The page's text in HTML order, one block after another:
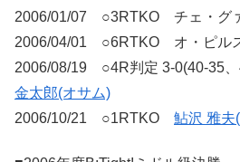
2006/01/07 ○3RTKO チェ・グ
2006/04/01 ○6RTKO オ・ピル
2006/08/19 ○4R判定 3-0(40-35
金太郎(オサム)
2006/10/21 ○1RTKO 鮎沢 雅夫